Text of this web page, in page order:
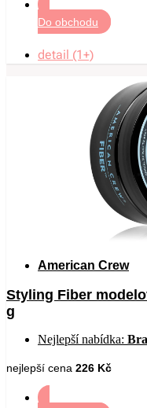
Do obchodu
detail (1+)
American Crew
Styling Fiber
g
Nejlepší nabídka:
nejlepší cena 226 Kč